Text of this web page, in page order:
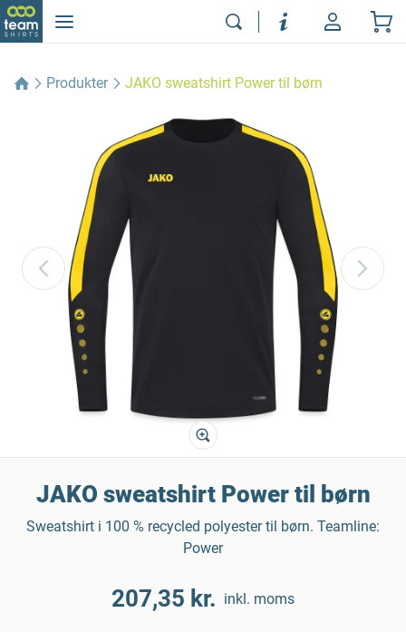
Produkter JAKO sweatshirt Power til børn
JAKO sweatshirt Power til børn
Sweatshirt i 100 % recycled polyester til børn. Teamline:
Power
207,35 kr. inkl. moms